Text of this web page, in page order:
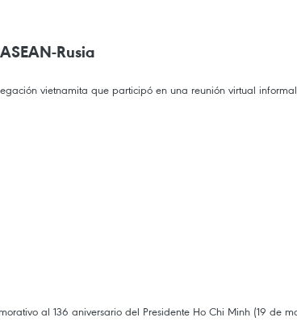
Rusia
vietnamita que participó en una reunión virtual
al 136 aniversario del Presidente Ho Chi Minh (19 de